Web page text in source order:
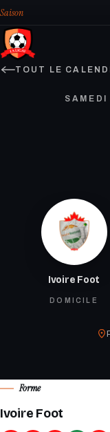
Saison
TOUT LE
Ivoire Foot
DOMICILE
Forme
Ivoire Foot